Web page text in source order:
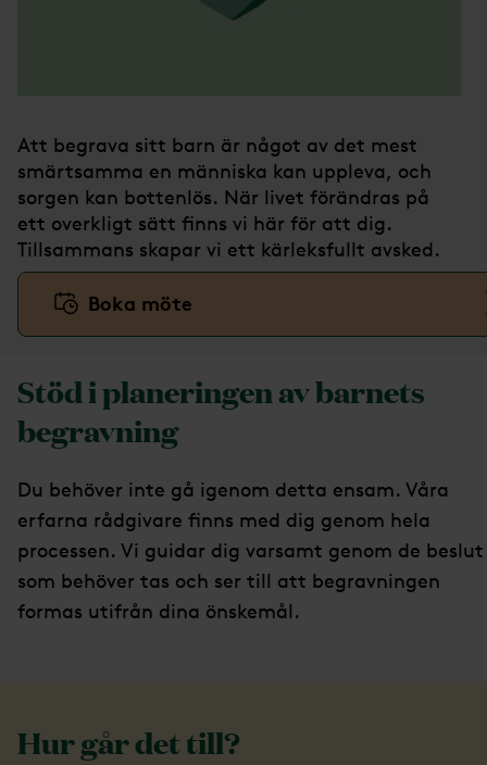
Att begrava sitt barn är något av det mest
smärtsamma en människa kan uppleva, och
sorgen kan bottenlös. När livet förändras på
ett overkligt sätt finns vi här för att dig.
Tillsammans skapar vi ett kärleksfullt avsked.
Boka möte
Stöd i planeringen av barnets
begravning
Du behöver inte gå igenom detta ensam. Våra
erfarna rådgivare finns med dig genom hela
processen. Vi guidar dig varsamt genom de beslut
som behöver tas och ser till att begravningen
formas utifrån dina önskemål.
Hur går det till?